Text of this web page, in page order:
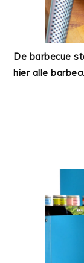
De barbecue
hier alle